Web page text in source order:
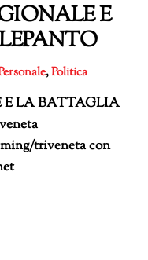
E
,Politica
E LA BATTAGLIA
triveneta con